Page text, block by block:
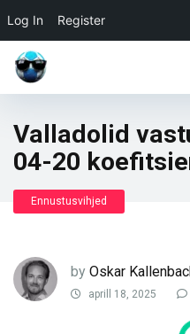
Log In Register
Valladolid
04-20
Ennustusvihjed
by Oskar
aprill 18, 2025